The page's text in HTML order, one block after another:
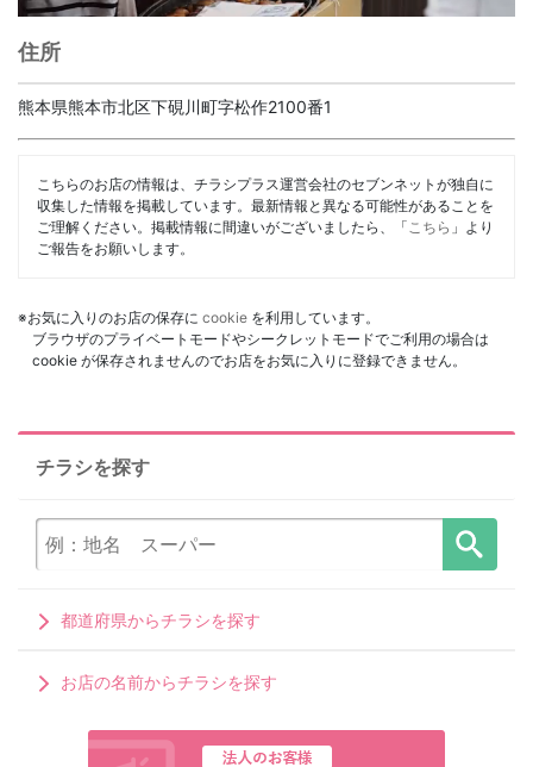
住所
熊本県熊本市北区下硯川町字松作2100番1
こちらのお店の情報は、チラシプラス運営会社のセブンネットが独自に
収集した情報を掲載しています。最新情報と異なる可能性があることを
ご理解ください。掲載情報に間違いがございましたら、「 こちら 」より
ご報告をお願いします。
※お気に入りのお店の保存に cookie を利用しています。
ブラウザのプライベートモードやシークレットモードでご利用の場合は
cookie が保存されませんのでお店をお気に入りに登録できません。
チラシを探す
都道府県からチラシを探す
お店の名前からチラシを探す